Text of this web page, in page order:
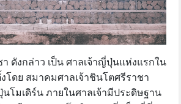
ดังกล่าว เป็น ศาลเจ้าญี่ปุ่นแห่งแรกใน
โดย สมาคมศาลเจ้าชินโตศรีราชา
โมเดิร์น ภายในศาลเจ้ามีประดิษฐาน